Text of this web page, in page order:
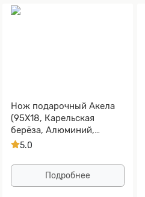
Нож подарочный Акела
(95Х18, Карельская
берёза, Алюминий,
Золочение рисунка на
5.0
Подробнее